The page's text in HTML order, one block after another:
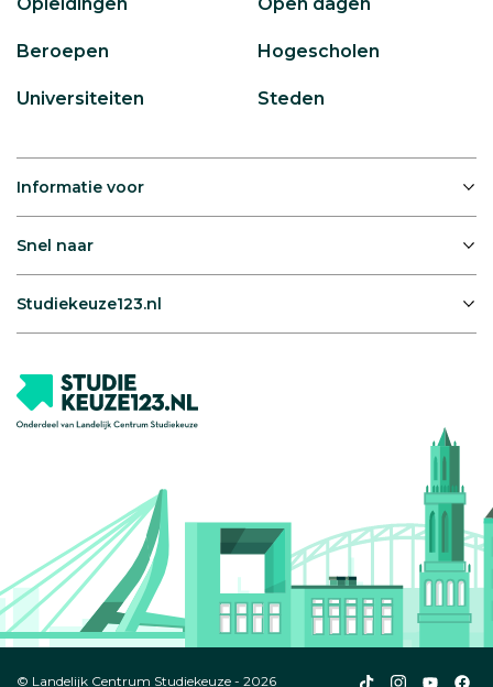
Beroepen Hogescholen
Universiteiten Steden
Informatie voor
Snel naar
Studiekeuze123.nl
© Landelijk Centrum Studiekeuze - 2026 Studiekeuze123